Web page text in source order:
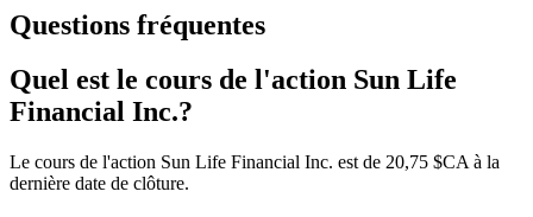
Questions fréquentes
Quel est le cours de l'action Sun Life
Financial Inc.?
Le cours de l'action Sun Life Financial Inc. est de 20,75 $CA à la
dernière date de clôture.